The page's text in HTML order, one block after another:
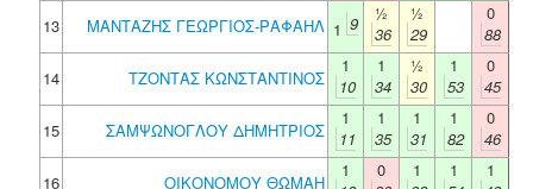
13
ΜΑΝΤΑΖΗΣ ΓΕΩΡΓΙΟΣ-ΡΑΦΑΗΛ 1 9
½
36
½
29
0
88
14
ΤΖΟΝΤΑΣ ΚΩΝΣΤΑΝΤΙΝΟΣ
1
10
1
34
½
30
1
53
0
45
15
ΣΑΜΨΩΝΟΓΛΟΥ ΔΗΜΗΤΡΙΟΣ
1
11
1
35
1
31
1
82
0
46
16
ΟΙΚΟΝΟΜΟΥ ΘΩΜΑΗ
1
0
1
1
1